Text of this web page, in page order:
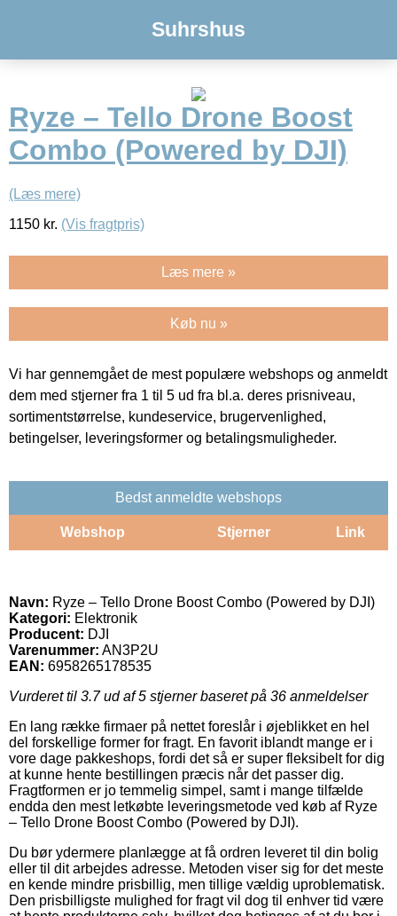
Suhrshus
Ryze – Tello Drone Boost
Combo (Powered by DJI)
(Læs mere)
1150 kr. (Vis fragtpris)
Læs mere »
Køb nu »
Vi har gennemgået de mest populære webshops og anmeldt
dem med stjerner fra 1 til 5 ud fra bl.a. deres prisniveau,
sortimentstørrelse, kundeservice, brugervenlighed,
betingelser, leveringsformer og betalingsmuligheder.
Bedst anmeldte webshops
Webshop Stjerner Link
Navn: Ryze – Tello Drone Boost Combo (Powered by DJI)
Kategori: Elektronik
Producent: DJI
Varenummer: AN3P2U
EAN: 6958265178535
Vurderet til 3.7ud af 5 stjerner baseret på 36 anmeldelser
En lang række firmaer på nettet foreslår i øjeblikket en hel
del forskellige former for fragt. En favorit iblandt mange er i
vore dage pakkeshops, fordi det så er super fleksibelt for dig
at kunne hente bestillingen præcis når det passer dig.
Fragtformen er jo temmelig simpel, samt i mange tilfælde
endda den mest letkøbte leveringsmetode ved køb af Ryze
– Tello Drone Boost Combo (Powered by DJI).
Du bør ydermere planlægge at få ordren leveret til din bolig
eller til dit arbejdes adresse. Metoden viser sig for det meste
en kende mindre prisbillig, men tillige vældig uproblematisk.
Den prisbilligste mulighed for fragt vil dog til enhver tid være